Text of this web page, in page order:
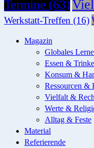
Termine (63)
Werkstatt-Treffen (16)
Magazin
Globales
Essen &
Konsum &
Ressourcen &
Vielfalt &
Werte &
Alltag & Feste
Material
Referierende